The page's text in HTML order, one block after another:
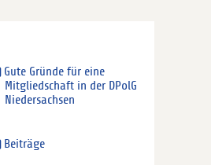
Gute Gründe für eine
Mitgliedschaft in der DPolG
Niedersachsen
Beiträge